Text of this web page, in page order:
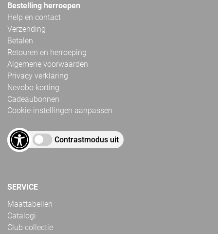
Bestelling herroepen
Help en contact
Verzending
Betalen
Retouren en herroeping
Algemene voorwaarden
Privacy verklaring
Nevobo korting
Cadeaubonnen
Cookie-instellingen aanpassen
Contrastmodus uit
SERVICE
Maattabellen
Catalogi
Club collectie